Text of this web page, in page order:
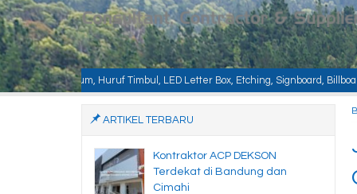
Timbul, LED Letter Box, Etching, Signboard, Billboard, Baja Berat,
ARTIKEL TERBARU
Kontraktor ACP DEKSON
Terdekat di Bandung dan
Cimahi